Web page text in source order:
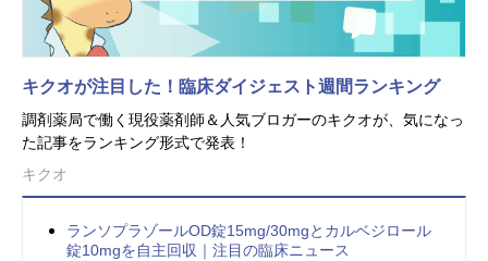
キクオが注目した！臨床ダイジェスト週間ランキング
調剤薬局で働く現役薬剤師＆人気ブロガーのキクオが、気になっ
た記事をランキング形式で発表！
キクオ
ランソプラゾールOD錠15mg/30mgとカルベジロール
錠10mgを自主回収｜注目の臨床ニュース